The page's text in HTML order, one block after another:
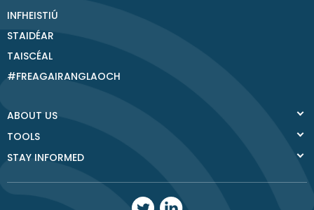
INFHEISTIÚ
STAIDÉAR
TAISCÉAL
#FREAGAIRANGLAOCH
ABOUT US
TOOLS
STAY INFORMED